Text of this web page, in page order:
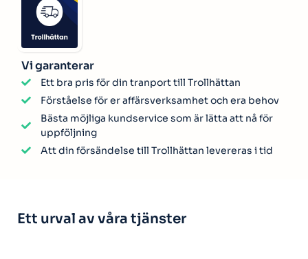
Vi garanterar
Ett bra pris för din tranport till Trollhättan
Förståelse för er affärsverksamhet och era behov
Bästa möjliga kundservice som är lätta att nå för
uppföljning
Att din försändelse till Trollhättan levereras i tid
Ett urval av våra tjänster